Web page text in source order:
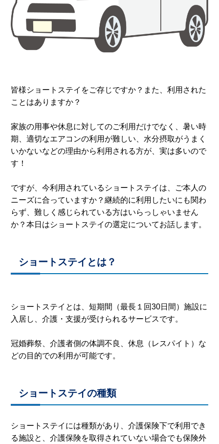
皆様ショートステイをご存じですか？また、利用された
ことはありますか？
家族の用事や休息に対してのご利用だけでなく、暑い時
期、適切なエアコンの利用が難しい、水分摂取がうまく
いかないなどの理由から利用される方が、実は多いので
す！
ですが、今利用されているショートステイは、ご本人の
ニーズに合っていますか？継続的に利用したいにも関わ
らず、難しく感じられている方はいらっしゃいません
か？本日はショートステイの選定についてお話します。
ショートステイとは？
ショートステイとは、短期間（最長１回30日間）施設に
入居し、介護・支援が受けられるサービスです。
冠婚葬祭、介護者側の体調不良、休息（レスパイト）な
どの目的での利用が可能です。
ショートステイの種類
ショートステイには種類があり、介護保険下で利用でき
る施設と、介護保険を取得されていない場合でも保険外